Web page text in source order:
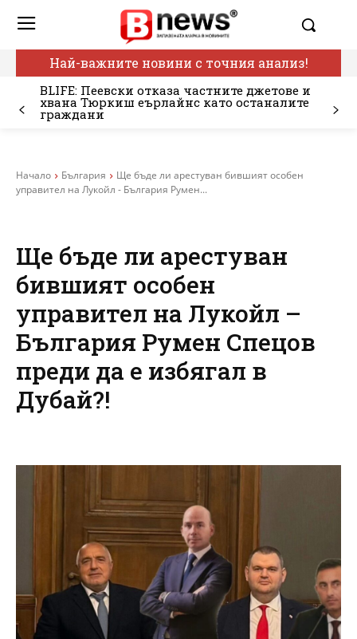
Най-важните новини с точния анализ!
BLIFE: Пеевски отказа частните джетове и
хвана Тюркиш еърлайнс като останалите
граждани
Начало България
Ще бъде ли арестуван бившият особен
управител на Лукойл - България Румен...
Ще бъде ли арестуван
бившият особен
управител на Лукойл –
България Румен Спецов
преди да е избягал в
Дубай?!